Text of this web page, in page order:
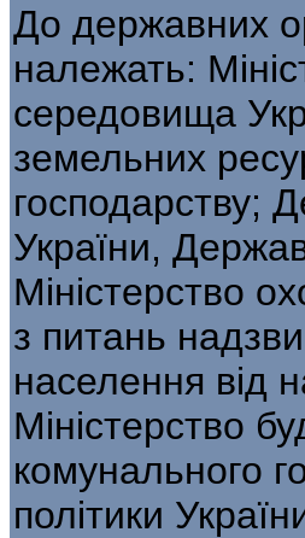
До державних
нале­жать:
середовища
земельних
господарству;
України,
Міністерство
з питань
населен­ня від
Міністерство
комунального
політики